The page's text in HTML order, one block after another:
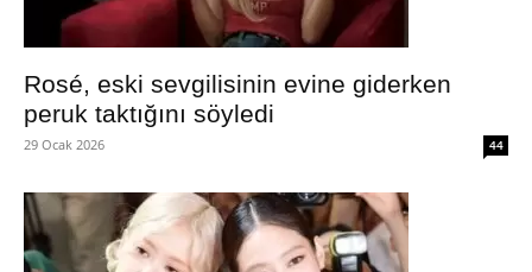
Rosé, eski sevgilisinin evine giderken
peruk taktığını söyledi
29 Ocak 2026 44